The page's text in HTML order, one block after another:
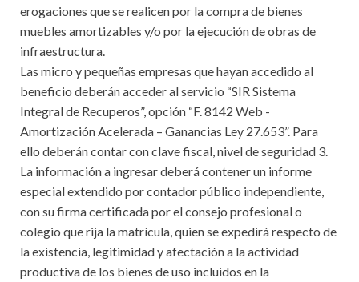
erogaciones que se realicen por la compra de bienes
muebles amortizables y/o por la ejecución de obras de
infraestructura.
Las micro y pequeñas empresas que hayan accedido al
beneficio deberán acceder al servicio “SIR Sistema
Integral de Recuperos”, opción “F. 8142 Web -
Amortización Acelerada – Ganancias Ley 27.653”. Para
ello deberán contar con clave fiscal, nivel de seguridad 3.
La información a ingresar deberá contener un informe
especial extendido por contador público independiente,
con su firma certificada por el consejo profesional o
colegio que rija la matrícula, quien se expedirá respecto de
la existencia, legitimidad y afectación a la actividad
productiva de los bienes de uso incluidos en la